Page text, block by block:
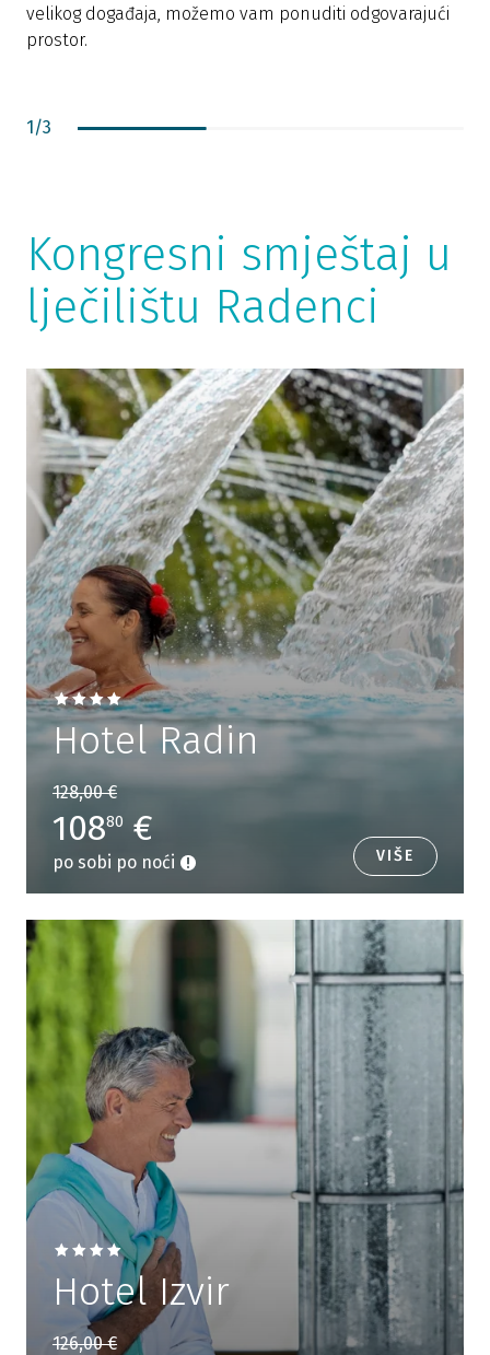
velikog događaja, možemo vam ponuditi odgovarajući
prostor.
1 /3
Kongresni smještaj u
lječilištu Radenci
Hotel Radin
128,00 €
10880 €
po sobi po noći VIŠE
Hotel Izvir
126,00 €